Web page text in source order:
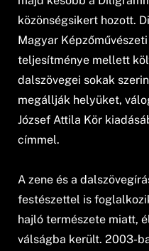
közönségsikert hozott.
Magyar
teljesítménye mellett
dalszövegei sokak
megállják helyüket,
József Attila Kör
címmel.
A zene és a
festészettel is
hajló természete miatt,
válságba került. 2003-